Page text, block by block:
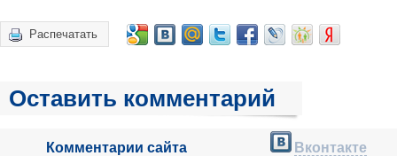
Распечатать
Оставить комментарий
Комментарии сайта Вконтакте